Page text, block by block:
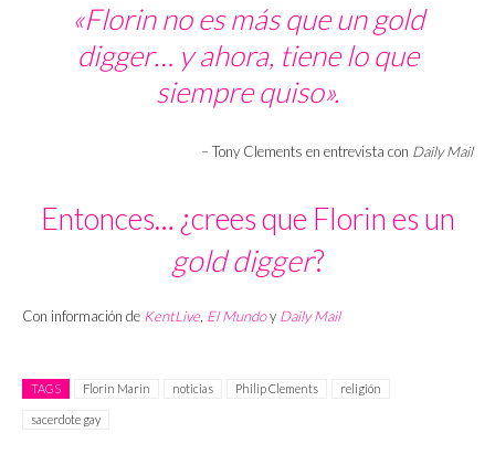
«Florin no es más que un gold
digger… y ahora, tiene lo que
siempre quiso».
– Tony Clements en entrevista con Daily Mail
Entonces… ¿crees que Florin es un
gold digger?
Con información de KentLive, El Mundoy Daily Mail
TAGS Florin Marin noticias Philip Clements religión
sacerdote gay